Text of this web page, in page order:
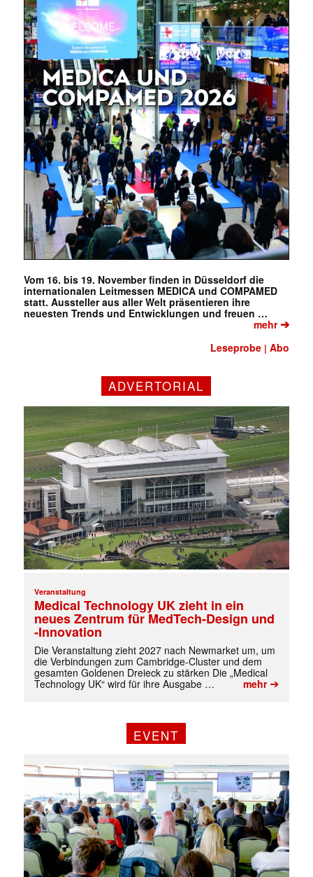
✕
Vom 16. bis 19. November finden in Düsseldorf die
internationalen Leitmessen MEDICA und COMPAMED
statt. Aussteller aus aller Welt präsentieren ihre
neuesten Trends und Entwicklungen und freuen …
mehr➔
Leseprobe |Abo
ADVERTORIAL
Veranstaltung
Medical Technology UK zieht in ein
neues Zentrum für MedTech-Design und
-Innovation
Die Veranstaltung zieht 2027 nach Newmarket um, um
die Verbindungen zum Cambridge-Cluster und dem
gesamten Goldenen Dreieck zu stärken Die „Medical
Technology UK“ wird für ihre Ausgabe …
mehr➔
EVENT